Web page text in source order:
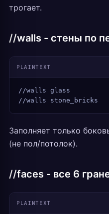
трогает.
//walls - стены по
PLAINTEXT
//walls glass
//walls stone_bricks
Заполняет только
(не пол/потолок).
//faces - все 6
PLAINTEXT